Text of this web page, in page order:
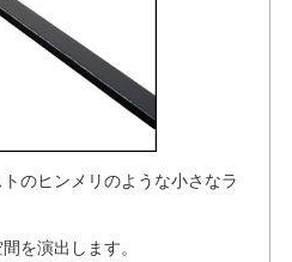
のヒンメリのような小さなラ
を演出します。